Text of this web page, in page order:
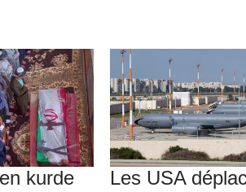
kurde
Les USA